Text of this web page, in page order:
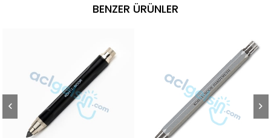
BENZER ÜRÜNLER